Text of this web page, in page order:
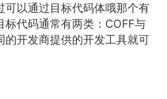
以通过目标代码体哦那个有
标代码通常有两类：COFF与
的开发商提供的开发工具就可